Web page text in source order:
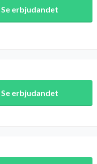
Se erbjudandet
Se erbjudandet